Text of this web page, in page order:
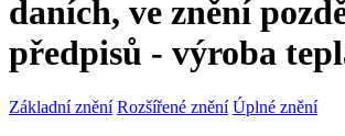
daních, ve znění
předpisů - výroba
Základní znění Rozšířené znění Úplné znění